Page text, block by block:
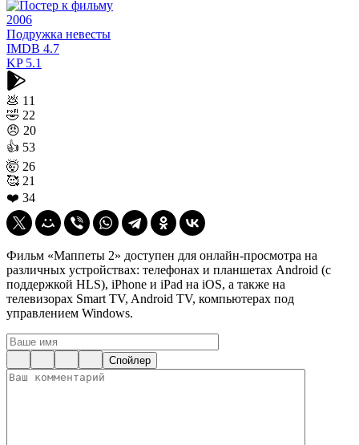
2006
Подружка невесты
IMDB 4.7
KP5.1
💩 11
🤣 22
😠 20
👍 53
🤯 26
🥰 21
❤️ 34
Фильм «Маппеты 2» доступен для онлайн-просмотра на
различных устройствах: телефонах и планшетах Android (с
поддержкой HLS), iPhone и iPad на iOS, а также на
телевизорах Smart TV, Android TV, компьютерах под
управлением Windows.
Спойлер